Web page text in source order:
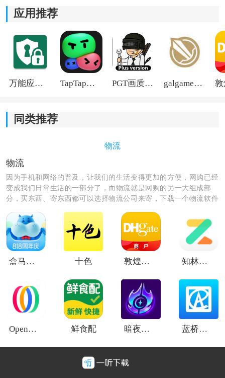
《找冷链》软件亮点：
1.提供可靠的个人信息及商品来源，了解供应商和产品的
信誉度和来源情况，确保购买的是高质量的冷链食品。
应用推荐
万能应用隐藏 TapTap国际版2026 PGT画质助手旧版 galgame游戏盒子2026
同类推荐
物流
物流
因为手机和网络的普及，让我们的生活变得更加的方便，网购已经
变成我们日常生活的一部分了，而物流就是网购的另一大组成部
分，买东西、寄东西都可以选择物流公司来寄，下载一个物流软件
盒马超市 十色 敦煌网外贸平台 知林智学
OpenMind AI 鲜食配 暗夜神话 蓝桥物流